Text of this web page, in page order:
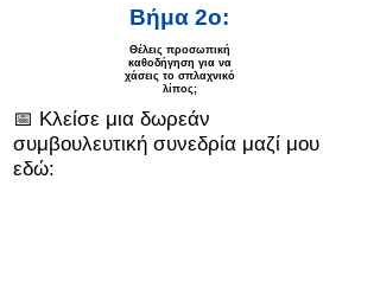
Βήμα 2ο:
Θέλεις προσωπική
καθοδήγηση για να
χάσεις το σπλαχνικό
λίπος;
📅 Κλείσε μια δωρεάν
συμβουλευτική συνεδρία μαζί μου
εδώ: